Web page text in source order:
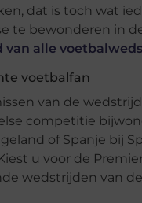
dat is toch wat
te bewonderen in
van alle
voetbalfan
van de
competitie
of Spanje bij
u voor de
wedstrijden van